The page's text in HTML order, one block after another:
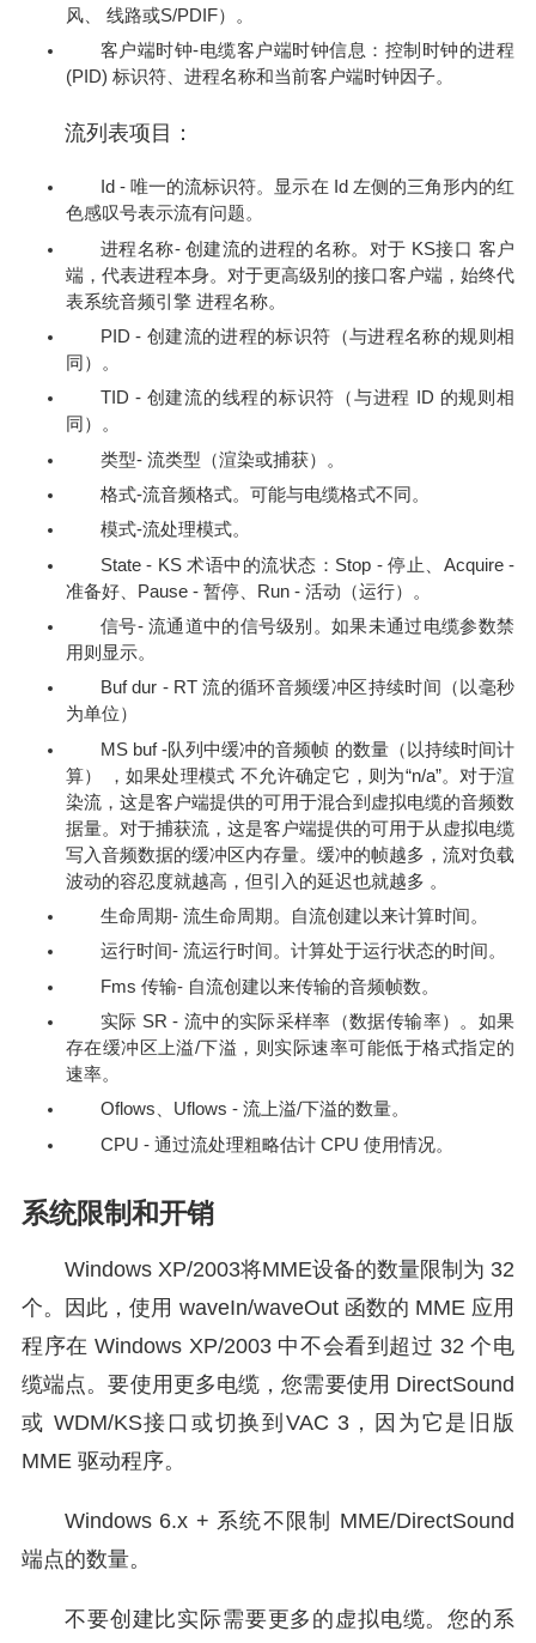
风、 线路或S/PDIF）。
客户端时钟-电缆客户端时钟信息：控制时钟的进程
(PID) 标识符、进程名称和当前客户端时钟因子。
流列表项目：
Id - 唯一的流标识符。显示在 Id 左侧的三角形内的红
色感叹号表示流有问题。
进程名称- 创建流的进程的名称。对于 KS接口 客户
端，代表进程本身。对于更高级别的接口客户端，始终代
表系统音频引擎 进程名称。
PID - 创建流的进程的标识符（与进程名称的规则相
同）。
TID - 创建流的线程的标识符（与进程 ID 的规则相
同）。
类型- 流类型（渲染或捕获）。
格式-流音频格式。可能与电缆格式不同。
模式-流处理模式。
State - KS 术语中的流状态：Stop - 停止、Acquire -
准备好、Pause - 暂停、Run - 活动（运行）。
信号- 流通道中的信号级别。如果未通过电缆参数禁
用则显示。
Buf dur - RT 流的循环音频缓冲区持续时间（以毫秒
为单位）
MS buf -队列中缓冲的音频帧 的数量（以持续时间计
算） ，如果处理模式 不允许确定它，则为“n/a”。对于渲
染流，这是客户端提供的可用于混合到虚拟电缆的音频数
据量。对于捕获流，这是客户端提供的可用于从虚拟电缆
写入音频数据的缓冲区内存量。缓冲的帧越多，流对负载
波动的容忍度就越高，但引入的延迟也就越多 。
生命周期- 流生命周期。自流创建以来计算时间。
运行时间- 流运行时间。计算处于运行状态的时间。
Fms 传输- 自流创建以来传输的音频帧数。
实际 SR - 流中的实际采样率（数据传输率）。如果
存在缓冲区上溢/下溢，则实际速率可能低于格式指定的
速率。
Oflows、Uflows - 流上溢/下溢的数量。
CPU - 通过流处理粗略估计 CPU 使用情况。
系统限制和开销
Windows XP/2003将MME设备的数量限制为 32
个。因此，使用 waveIn/waveOut 函数的 MME 应用
程序在 Windows XP/2003 中不会看到超过 32 个电
缆端点。要使用更多电缆，您需要使用 DirectSound
或 WDM/KS接口或切换到VAC 3，因为它是旧版
MME 驱动程序。
Windows 6.x + 系统不限制 MME/DirectSound
端点的数量。
不要创建比实际需要更多的虚拟电缆。您的系